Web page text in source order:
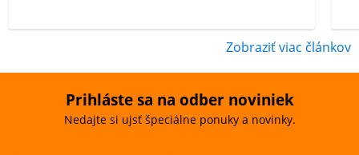
Zobraziť viac článkov
Prihláste sa na odber noviniek
Nedajte si ujsť špeciálne ponuky a novinky.